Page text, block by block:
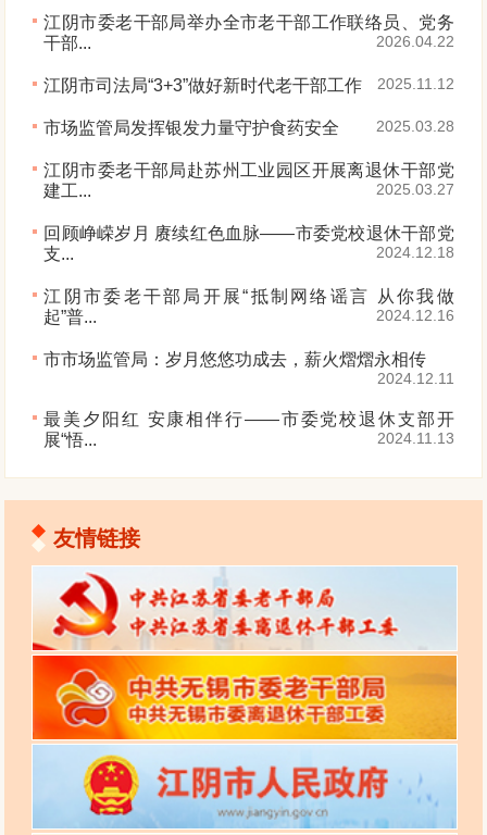
江阴市委老干部局举办全市老干部工作联络员、党务
干部...
2026.04.22
江阴市司法局“3+3”做好新时代老干部工作 2025.11.12
市场监管局发挥银发力量守护食药安全 2025.03.28
江阴市委老干部局赴苏州工业园区开展离退休干部党
建工...
2025.03.27
回顾峥嵘岁月 赓续红色血脉——市委党校退休干部党
支...
2024.12.18
江阴市委老干部局开展“抵制网络谣言 从你我做
起”普...
2024.12.16
市市场监管局：岁月悠悠功成去，薪火熠熠永相传
2024.12.11
最美夕阳红 安康相伴行——市委党校退休支部开
展“悟...
2024.11.13
友情链接